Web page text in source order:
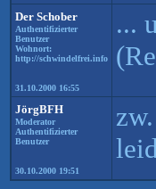
Der Schober
Authentifizierter
Benutzer
Wohnort:
http://schwindelfrei.info
31.10.2000 16:55
...
JörgBFH
Moderator
Authentifizierter
Benutzer
30.10.2000 19:51